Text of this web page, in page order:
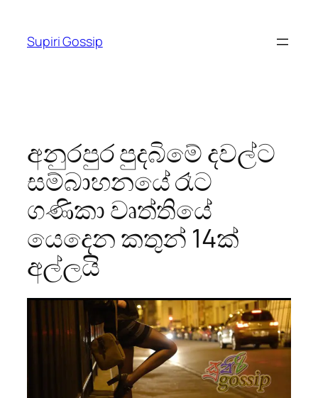
content
Supiri Gossip
අනුරපුර පුදබිමේ දවල්ට
සම්බාහනයේ රෑට
ගණිකා වෘත්තියේ
යෙදෙන කතුන් 14ක්
අල්ලයි